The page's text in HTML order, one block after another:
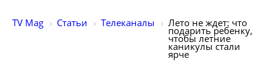
TV Mag Статьи Телеканалы Лето не ждет: что
подарить ребенку,
чтобы летние
каникулы стали
ярче